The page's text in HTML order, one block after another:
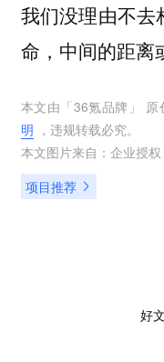
我们没理由不去
命，中间的距离
本文由「36氪品牌 」
明 ，违规转载必究。
本文图片来自： 企业授权
项目推荐
好